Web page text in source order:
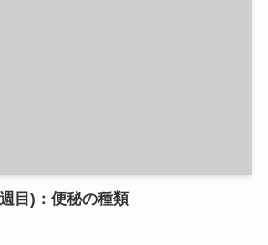
目)：便秘の種類